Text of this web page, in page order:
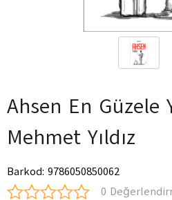
Ahsen En Güzele
Mehmet Yıldız
Barkod: 9786050850062
0